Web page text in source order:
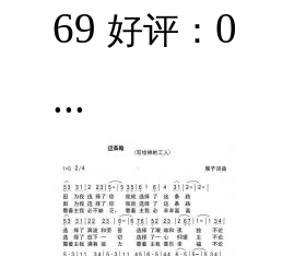
69 好评： 0
...